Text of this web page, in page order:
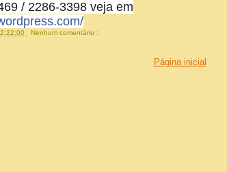
/ 2286-3398 veja em
Nenhum comentário :
Página inicial